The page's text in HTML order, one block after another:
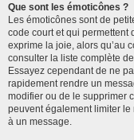
Que sont les émoticônes ?
Les émoticônes sont de
code court et qui permettent
exprime la joie, alors qu’au
consulter la liste complète
Essayez cependant de ne
rapidement rendre un
modifier ou de le supprimer
peuvent également limiter le
à un message.